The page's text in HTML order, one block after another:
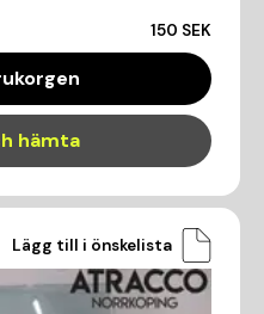
150 SEK
hämta
Lägg till i önskelista